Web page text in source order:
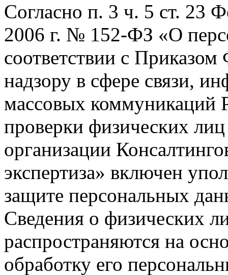
Согласно п. 3 ч. 5 ст. 23
2006 г. № 152-ФЗ «О
соответствии с
надзору в сфере связи,
массовых коммуникаций
проверки физических
организации
экспертиза» включен
защите персональных
Сведения о физических
распространяются на
обработку его